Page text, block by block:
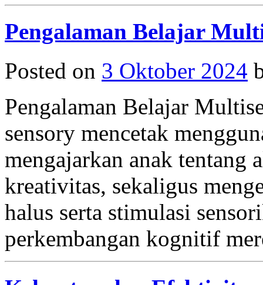
Pengalaman Belajar
Posted on 3 Oktober 2024
Pengalaman Belajar
sensory mencetak
mengajarkan anak tentang
kreativitas, sekaligus
halus serta stimulasi
perkembangan kognitif